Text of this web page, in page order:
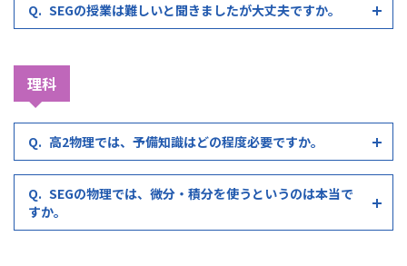
SEGの授業は難しいと聞きましたが大丈夫ですか。
理科
高2物理では、予備知識はどの程度必要ですか。
SEGの物理では、微分・積分を使うというのは本当で
すか。